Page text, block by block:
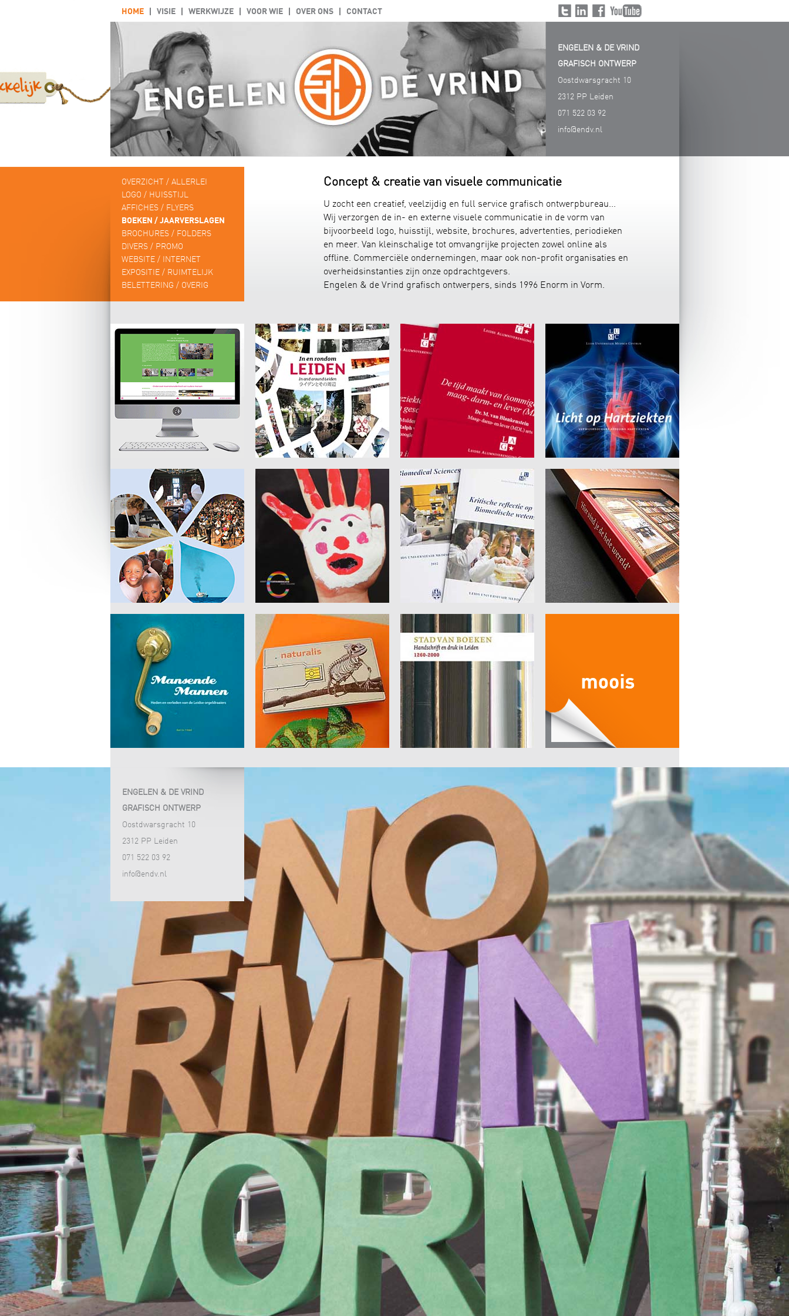
HOME VISIE WERKWIJZE VOOR WIE OVER ONS
CONTACT
op
Twitter
op
LinkedIn
op
Facebook
Youtube
ENGELEN & DE VRIND
GRAFISCH ONTWERP
Oostdwarsgracht 10
2312 PP Leiden
071 522 03 92
info@endv.nl
OVERZICHT / ALLERLEI
LOGO / HUISSTIJL
AFFICHES / FLYERS
BOEKEN / JAARVERSLAGEN
BROCHURES / FOLDERS
DIVERS / PROMO
WEBSITE / INTERNET
EXPOSITIE / RUIMTELIJK
BELETTERING / OVERIG
Concept & creatie van visuele communicatie
U zocht een creatief, veelzijdig en full service grafisch ontwerpbureau...
Wij verzorgen de in- en externe visuele communicatie in de vorm van
bijvoorbeeld logo, huisstijl, website, brochures, advertenties, periodieken
en meer. Van kleinschalige tot omvangrijke projecten zowel online als
offline. Commerciële ondernemingen, maar ook non-profit organisaties en
overheidsinstanties zijn onze opdrachtgevers.
Engelen & de Vrind grafisch ontwerpers, sinds 1996 Enorm in Vorm.
ENGELEN & DE VRIND
GRAFISCH ONTWERP
Oostdwarsgracht 10
2312 PP Leiden
071 522 03 92
info@endv.nl